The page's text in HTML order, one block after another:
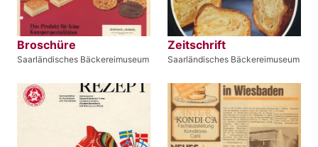
Broschüre
Saarländisches Bäckereimuseum
Zeitschrift
Saarländisches Bäckereimuseum